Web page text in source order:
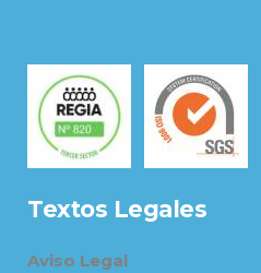
Textos Legales
Aviso Legal